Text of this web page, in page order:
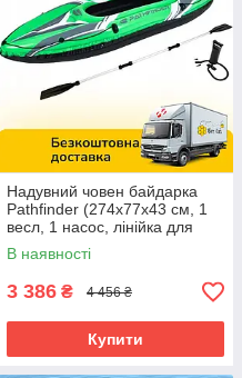
Надувний човен байдарка
Pathfinder (274х77х43 см, 1
весл, 1 насос, лінійка для
буксирування, надувна
спинка) 34176 Зелена
В наявності
3 386 ₴ 4 456 ₴
Купити